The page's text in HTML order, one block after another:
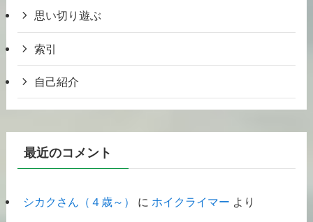
思い切り遊ぶ
索引
自己紹介
最近のコメント
シカクさん（４歳～） に ホイクライマー より